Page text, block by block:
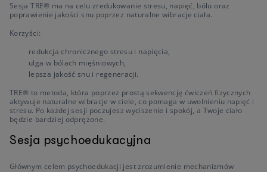
Sesja TRE® ma na celu zredukowanie stresu, napięć, bólu oraz
poprawienie jakości snu poprzez naturalne wibracje ciała.
Korzyści:
redukcja chronicznego stresu i napięcia,
ulga w bólach mięśniowych,
lepsza jakość snu i regeneracji.
TRE® to metoda, która poprzez prostą sekwencję ćwiczeń fizycznych
aktywuje naturalne wibracje w ciele, co pomaga w uwolnieniu napięć i
stresu. Po każdej sesji poczujesz wyciszenie i spokój, a Twoje ciało
będzie bardziej odprężone.
Sesja psychoedukacyjna
Głównym celem psychoedukacji jest zrozumienie mechanizmów